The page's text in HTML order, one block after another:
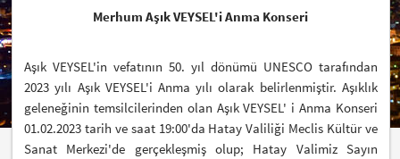
Merhum Aşık VEYSEL'i Anma Konseri
Aşık VEYSEL'in vefatının 50. yıl dönümü UNESCO tarafından
2023 yılı Aşık VEYSEL'i Anma yılı olarak belirlenmiştir. Aşıklık
geleneğinin temsilcilerinden olan Aşık VEYSEL' i Anma Konseri
01.02.2023 tarih ve saat 19:00'da Hatay Valiliği Meclis Kültür ve
Sanat Merkezi'de gerçekleşmiş olup; Hatay Valimiz Sayın